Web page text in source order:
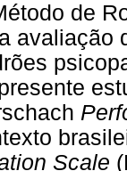
de
avaliação
Scale